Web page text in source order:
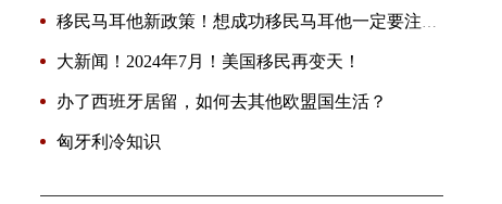
移民马耳他新政策！想成功移民马耳他一定要注意
这些误区！
大新闻！2024年7月！美国移民再变天！
办了西班牙居留，如何去其他欧盟国生活？
匈牙利冷知识